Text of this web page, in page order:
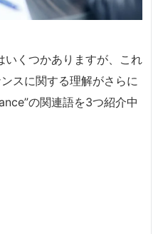
いくつかありますが、これ
スに関する理解がさらに
の関連語を3つ紹介中